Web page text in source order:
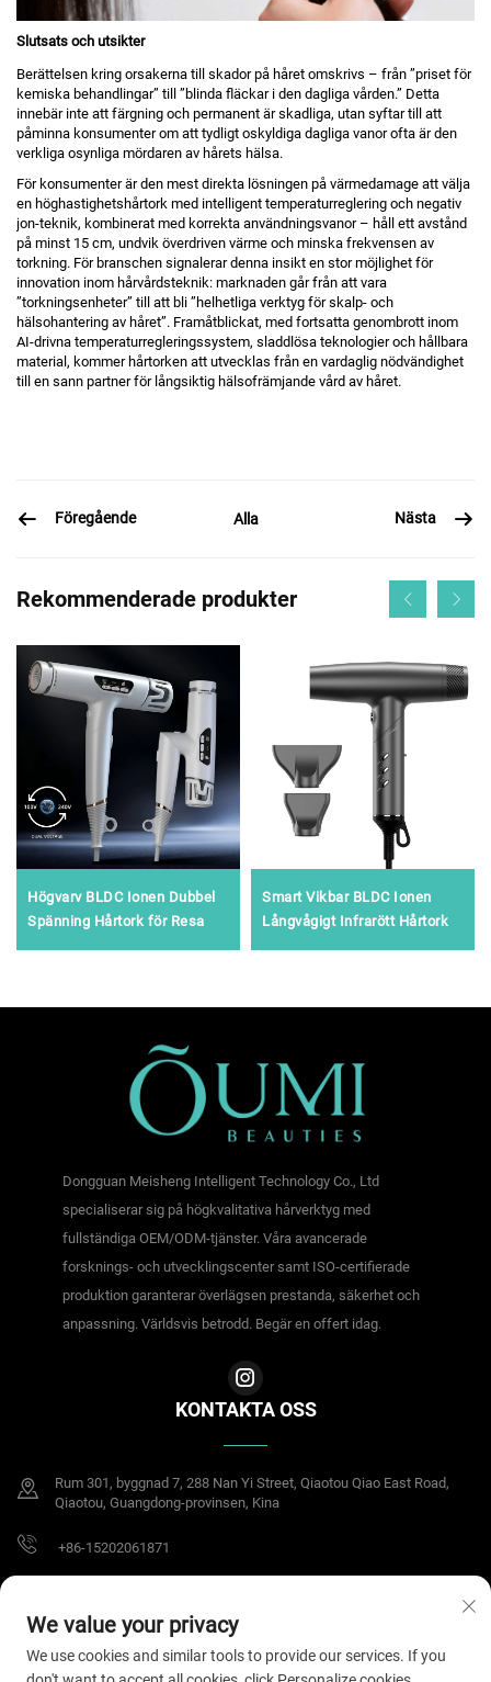
Slutsats och utsikter
Berättelsen kring orsakerna till skador på håret omskrivs – från ”priset för
kemiska behandlingar” till ”blinda fläckar i den dagliga vården.” Detta
innebär inte att färgning och permanent är skadliga, utan syftar till att
påminna konsumenter om att tydligt oskyldiga dagliga vanor ofta är den
verkliga osynliga mördaren av hårets hälsa.
För konsumenter är den mest direkta lösningen på värmedamage att välja
en höghastighetshårtork med intelligent temperaturreglering och negativ
jon-teknik, kombinerat med korrekta användningsvanor – håll ett avstånd
på minst 15 cm, undvik överdriven värme och minska frekvensen av
torkning. För branschen signalerar denna insikt en stor möjlighet för
innovation inom hårvårdsteknik: marknaden går från att vara
”torkningsenheter” till att bli ”helhetliga verktyg för skalp- och
hälsohantering av håret”. Framåtblickat, med fortsatta genombrott inom
AI-drivna temperaturregleringssystem, sladdlösa teknologier och hållbara
material, kommer hårtorken att utvecklas från en vardaglig nödvändighet
till en sann partner för långsiktig hälsofrämjande vård av håret.
Föregående Alla Nästa
Rekommenderade produkter
Högvarv BLDC Ionen Dubbel
Spänning Hårtork för Resa
Smart Vikbar BLDC Ionen
Långvågigt Infrarött Hårtork
Dongguan Meisheng Intelligent Technology Co., Ltd
specialiserar sig på högkvalitativa hårverktyg med
fullständiga OEM/ODM-tjänster. Våra avancerade
forsknings- och utvecklingscenter samt ISO-certifierade
produktion garanterar överlägsen prestanda, säkerhet och
anpassning. Världsvis betrodd. Begär en offert idag.
KONTAKTA OSS
Rum 301, byggnad 7, 288 Nan Yi Street, Qiaotou Qiao East Road,
Qiaotou, Guangdong-provinsen, Kina
+86-15202061871
We value your privacy
We use cookies and similar tools to provide our services. If you